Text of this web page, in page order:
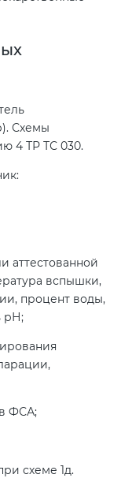
Схемы
4 ТР ТС 030.
аттестованной
вспышки,
процент воды,
рН;
ФСА;
схеме 1д.